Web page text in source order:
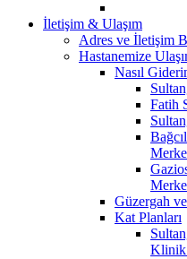
İletişim & Ulaşım
Adres ve İletişim
Hastanemize
Nasıl
Fatih
Güzergah
Kat Planları
Klinik